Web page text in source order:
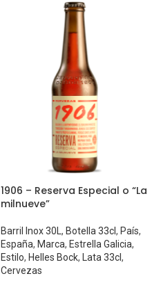
1906 – Reserva Especial o “La
milnueve”
Barril Inox 30L , Botella 33cl, País,
España, Marca, Estrella Galicia,
Estilo, Helles Bock, Lata 33cl,
Cervezas